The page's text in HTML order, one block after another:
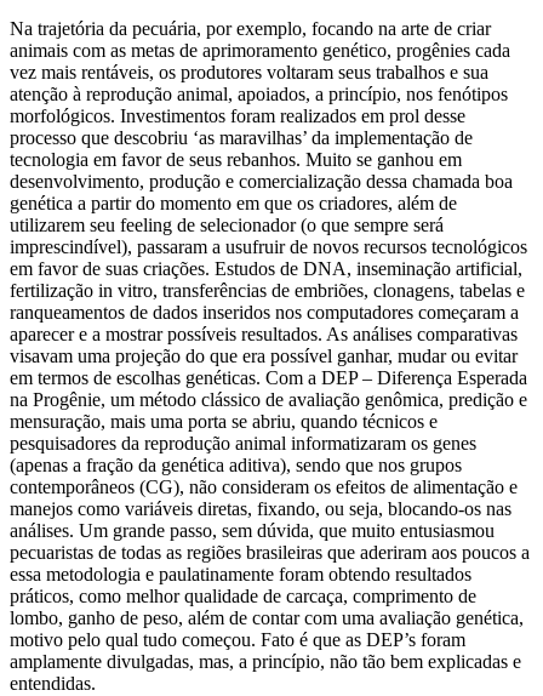
Na trajetória da pecuária, por exemplo, focando na arte de criar
animais com as metas de aprimoramento genético, progênies cada
vez mais rentáveis, os produtores voltaram seus trabalhos e sua
atenção à reprodução animal, apoiados, a princípio, nos fenótipos
morfológicos. Investimentos foram realizados em prol desse
processo que descobriu ‘as maravilhas’ da implementação de
tecnologia em favor de seus rebanhos. Muito se ganhou em
desenvolvimento, produção e comercialização dessa chamada boa
genética a partir do momento em que os criadores, além de
utilizarem seu feeling de selecionador (o que sempre será
imprescindível), passaram a usufruir de novos recursos tecnológicos
em favor de suas criações. Estudos de DNA, inseminação artificial,
fertilização in vitro, transferências de embriões, clonagens, tabelas e
ranqueamentos de dados inseridos nos computadores começaram a
aparecer e a mostrar possíveis resultados. As análises comparativas
visavam uma projeção do que era possível ganhar, mudar ou evitar
em termos de escolhas genéticas. Com a DEP – Diferença Esperada
na Progênie, um método clássico de avaliação genômica, predição e
mensuração, mais uma porta se abriu, quando técnicos e
pesquisadores da reprodução animal informatizaram os genes
(apenas a fração da genética aditiva), sendo que nos grupos
contemporâneos (CG), não consideram os efeitos de alimentação e
manejos como variáveis diretas, fixando, ou seja, blocando-os nas
análises. Um grande passo, sem dúvida, que muito entusiasmou
pecuaristas de todas as regiões brasileiras que aderiram aos poucos a
essa metodologia e paulatinamente foram obtendo resultados
práticos, como melhor qualidade de carcaça, comprimento de
lombo, ganho de peso, além de contar com uma avaliação genética,
motivo pelo qual tudo começou. Fato é que as DEP’s foram
amplamente divulgadas, mas, a princípio, não tão bem explicadas e
entendidas.